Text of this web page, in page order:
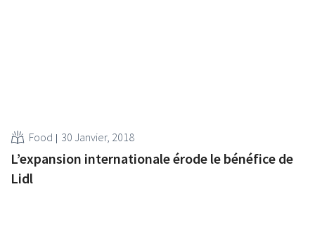
Food 30 Janvier, 2018
L’expansion internationale érode le bénéfice de
Lidl